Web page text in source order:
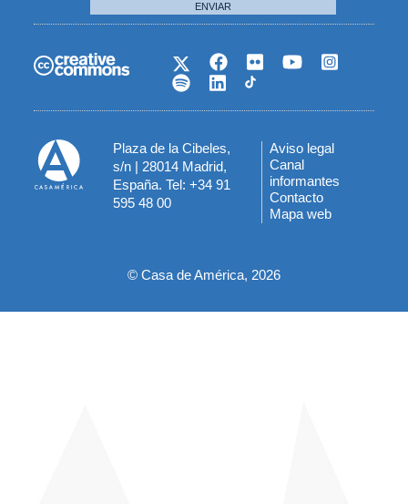
ENVIAR
Plaza de la Cibeles,
s/n | 28014 Madrid,
España. Tel: +34 91
595 48 00
Menú
del
pie
Aviso legal
Canal
informantes
Contacto
Mapa web
© Casa de América, 2026